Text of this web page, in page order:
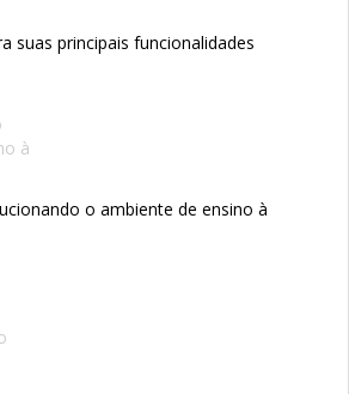
suas principais funcionalidades
o ambiente de ensino à